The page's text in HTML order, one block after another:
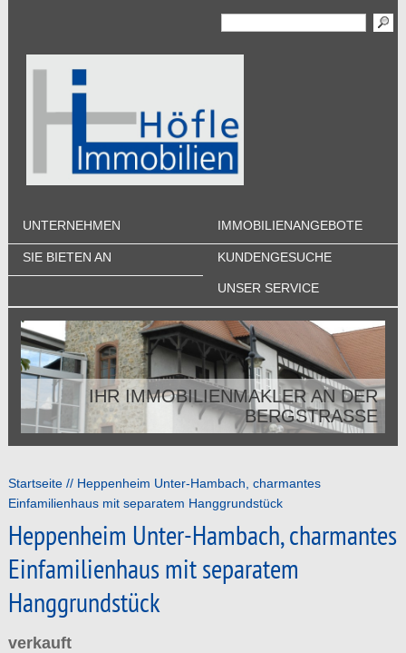
UNTERNEHMEN IMMOBILIENANGEBOTE
SIE BIETEN AN KUNDENGESUCHE
UNSER SERVICE
IHR IMMOBILIENMAKLER AN DER
BERGSTRASSE
IHR IMMOBILIENMAKLER AN DER
BERGSTRASSE
Startseite
Heppenheim Unter-Hambach, charmantes
Einfamilienhaus mit separatem Hanggrundstück
Heppenheim Unter-Hambach, charmantes
Einfamilienhaus mit separatem
Hanggrundstück
verkauft